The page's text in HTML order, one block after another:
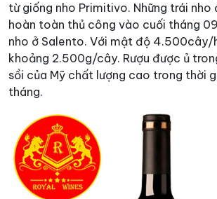
từ giống nho Primitivo. Những trái nho
hoàn toàn thủ công vào cuối tháng
nho ở Salento. Với mật độ 4.500cây/
khoảng 2.500g/cây. Rượu được ủ
sồi của Mỹ chất lượng cao trong thời
tháng.